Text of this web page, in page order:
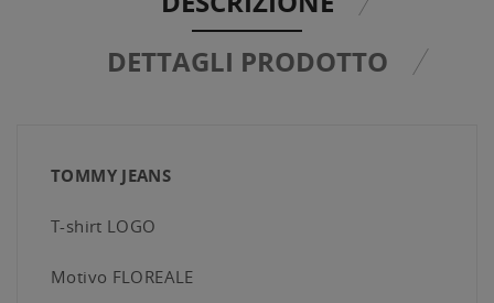
DETTAGLI PRODOTTO
TOMMY JEANS
T-shirt LOGO
Motivo FLOREALE